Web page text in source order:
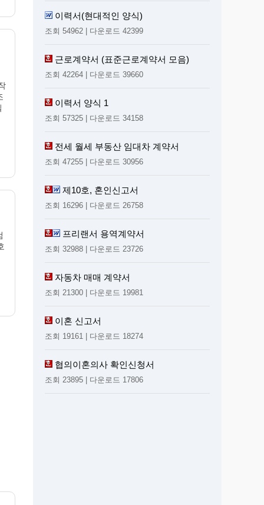
이력서(현대적인 양식)
조회 54962 | 다운로드 42399
근로계약서 (표준근로계약서 모음)
조회 42264 | 다운로드 39660
이력서 양식 1
조회 57325 | 다운로드 34158
전세 월세 부동산 임대차 계약서
조회 47255 | 다운로드 30956
제10호, 혼인신고서
조회 16296 | 다운로드 26758
프리랜서 용역계약서
조회 32988 | 다운로드 23726
자동차 매매 계약서
조회 21300 | 다운로드 19981
이혼 신고서
조회 19161 | 다운로드 18274
협의이혼의사 확인신청서
조회 23895 | 다운로드 17806